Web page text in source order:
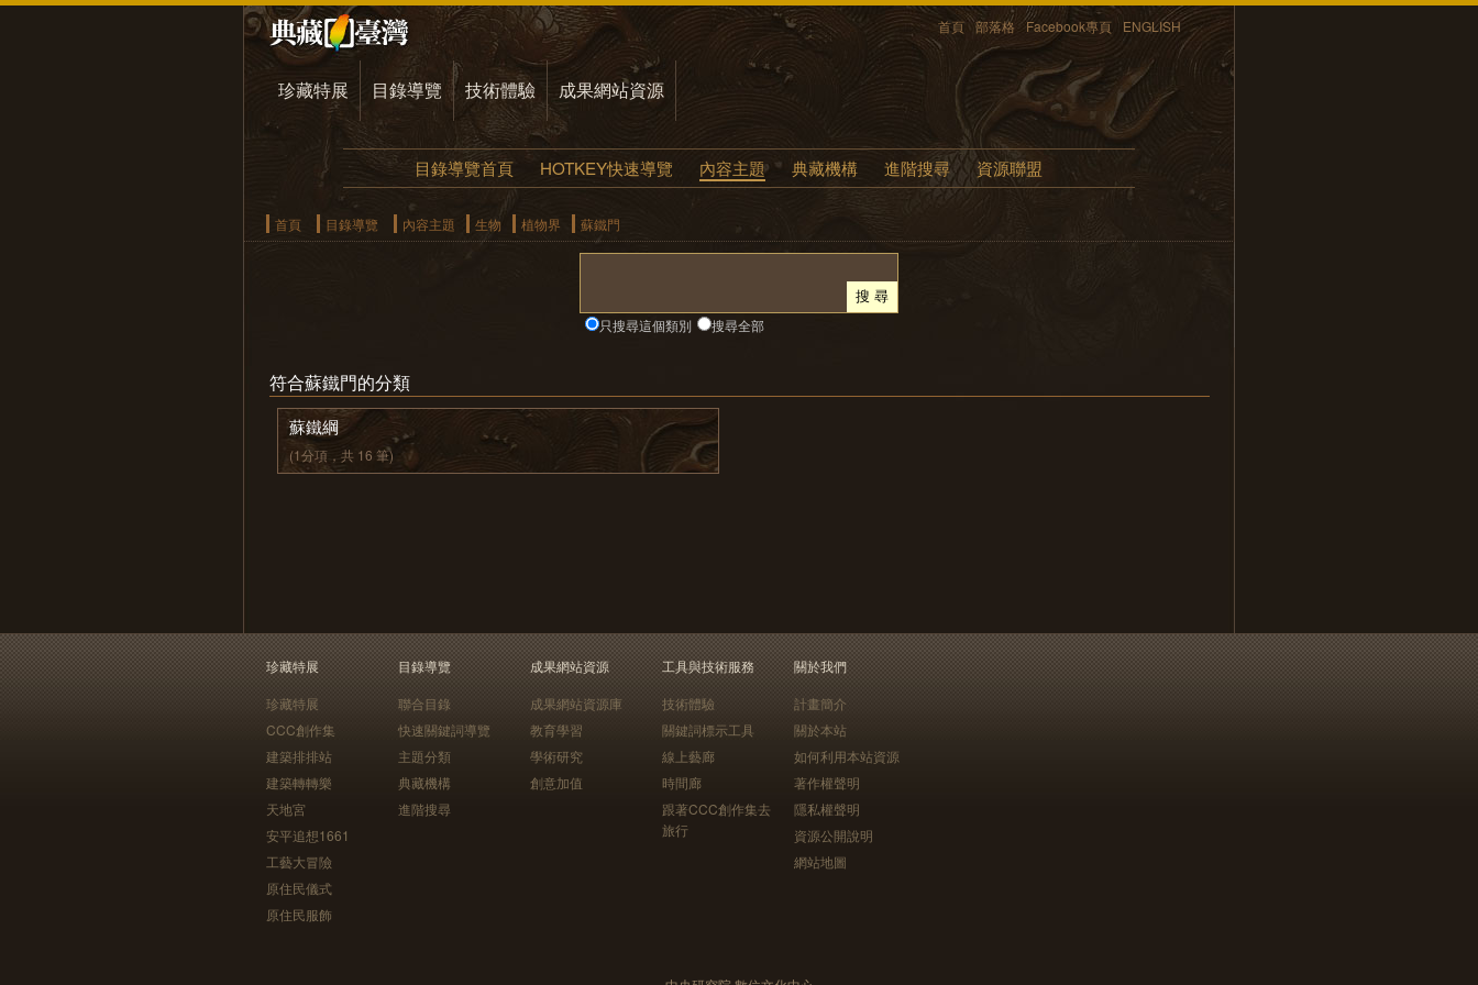
首頁 部落格 Facebook專頁 ENGLISH
珍藏特展 目錄導覽 技術體驗 成果網站資源
目錄導覽首頁 HOTKEY快速導覽 內容主題 典藏機構 進階搜尋 資源聯盟
首頁 目錄導覽 內容主題 生物 植物界 蘇鐵門
只搜尋這個類別 搜尋全部
符合蘇鐵門的分類
蘇鐵綱
(1分項，共 16 筆)
珍藏特展
珍藏特展
CCC創作集
建築排排站
建築轉轉樂
天地宮
安平追想1661
工藝大冒險
原住民儀式
原住民服飾
目錄導覽
聯合目錄
快速關鍵詞導覽
主題分類
典藏機構
進階搜尋
成果網站資源
成果網站資源庫
教育學習
學術研究
創意加值
工具與技術服務
技術體驗
關鍵詞標示工具
線上藝廊
時間廊
跟著CCC創作集去
旅行
關於我們
計畫簡介
關於本站
如何利用本站資源
著作權聲明
隱私權聲明
資源公開說明
網站地圖